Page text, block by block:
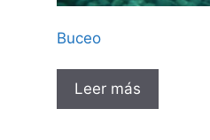
Buceo
Leer más